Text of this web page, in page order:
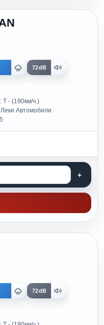
72dB
T - (190км/ч.)
Автомобили
72dB